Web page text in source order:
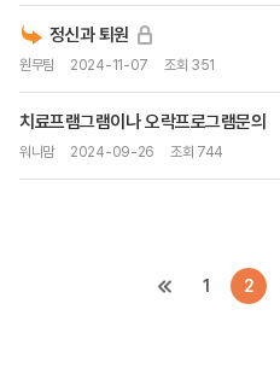
정신과 퇴원
원무팀 2024-11-07 조회 351
치료프램그램이나 오락프로그램문의
워니맘 2024-09-26 조회 744
1 2